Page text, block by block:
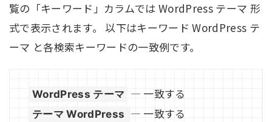
覧の「キーワード」カラムでは WordPress テーマ 形
式で表示されます。 以下はキーワード WordPress テ
ーマ と各検索キーワードの一致例です。
WordPress テーマ — 一致する
テーマ WordPress — 一致する